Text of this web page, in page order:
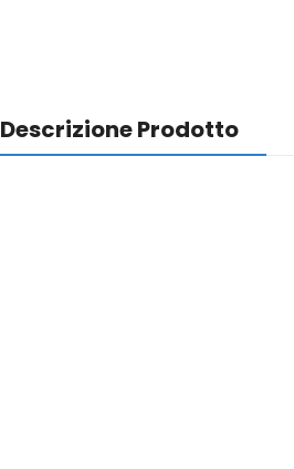
Descrizione Prodotto